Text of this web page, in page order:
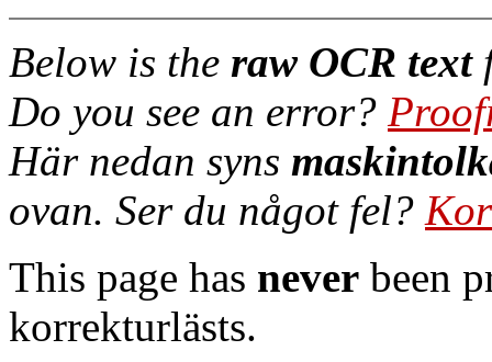
Below is the raw OCR text
Do you see an error?
Här nedan syns
ovan. Ser du något fel?
This page has never been
korrekturlästs.